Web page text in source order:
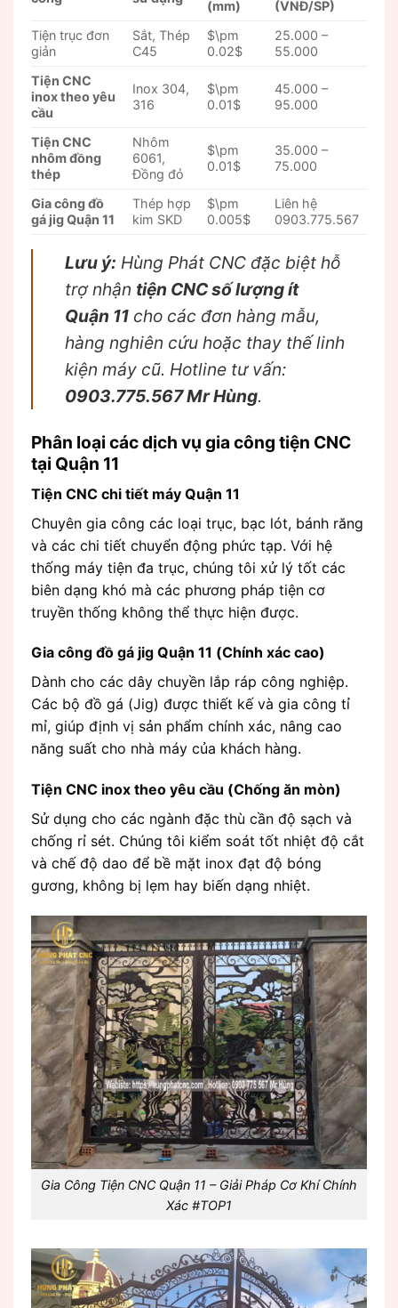
(mm)
(VNĐ/SP)
Tiện trục đơn
giản
Sắt, Thép
C45
$\pm
0.02$
25.000 –
55.000
Tiện CNC
inox theo yêu
cầu
Inox 304,
316
$\pm
0.01$
45.000 –
95.000
Tiện CNC
nhôm đồng
thép
Nhôm
6061,
Đồng đỏ
$\pm
0.01$
35.000 –
75.000
Gia công đồ
gá jig Quận 11
Thép hợp
kim SKD
$\pm
0.005$
Liên hệ
0903.775.567
Lưu ý: Hùng Phát CNC đặc biệt hỗ
trợ nhận tiện CNC số lượng ít
Quận 11 cho các đơn hàng mẫu,
hàng nghiên cứu hoặc thay thế linh
kiện máy cũ. Hotline tư vấn:
0903.775.567 Mr Hùng.
Phân loại các dịch vụ gia công tiện CNC
tại Quận 11
Tiện CNC chi tiết máy Quận 11
Chuyên gia công các loại trục, bạc lót, bánh răng
và các chi tiết chuyển động phức tạp. Với hệ
thống máy tiện đa trục, chúng tôi xử lý tốt các
biên dạng khó mà các phương pháp tiện cơ
truyền thống không thể thực hiện được.
Gia công đồ gá jig Quận 11 (Chính xác cao)
Dành cho các dây chuyền lắp ráp công nghiệp.
Các bộ đồ gá (Jig) được thiết kế và gia công tỉ
mỉ, giúp định vị sản phẩm chính xác, nâng cao
năng suất cho nhà máy của khách hàng.
Tiện CNC inox theo yêu cầu (Chống ăn mòn)
Sử dụng cho các ngành đặc thù cần độ sạch và
chống rỉ sét. Chúng tôi kiểm soát tốt nhiệt độ cắt
và chế độ dao để bề mặt inox đạt độ bóng
gương, không bị lẹm hay biến dạng nhiệt.
Gia Công Tiện CNC Quận 11 – Giải Pháp Cơ Khí Chính
Xác #TOP1